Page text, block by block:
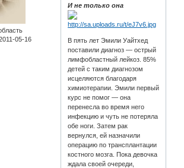
05-16
И не только она
В пять лет Эмили Уайтхед
поставили диагноз — острый
лимфобластный лейкоз. 85%
детей с таким диагнозом
исцеляются благодаря
химиотерапии. Эмили первый
курс не помог — она
перенесла во время него
инфекцию и чуть не потеряла
обе ноги. Затем рак
вернулся, ей назначили
операцию по трансплантации
костного мозга. Пока девочка
ждала своей очереди,